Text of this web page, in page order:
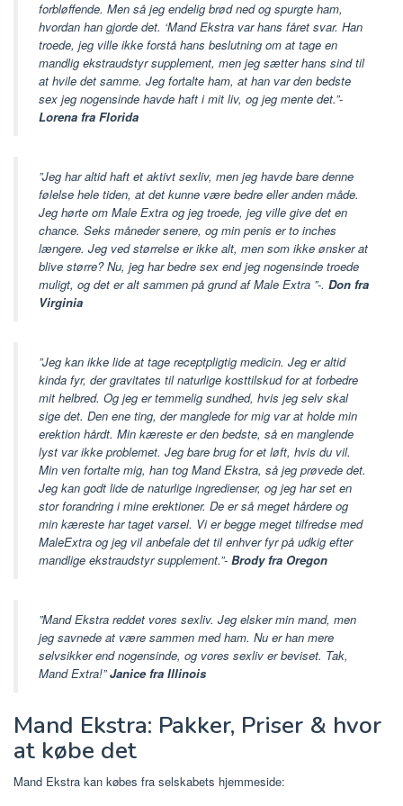
forbløffende. Men så jeg endelig brød ned og spurgte ham,
hvordan han gjorde det. ‘Mand Ekstra var hans fåret svar. Han
troede, jeg ville ikke forstå hans beslutning om at tage en
mandlig ekstraudstyr supplement, men jeg sætter hans sind til
at hvile det samme. Jeg fortalte ham, at han var den bedste
sex jeg nogensinde havde haft i mit liv, og jeg mente det.”-
Lorena fra Florida
”Jeg har altid haft et aktivt sexliv, men jeg havde bare denne
følelse hele tiden, at det kunne være bedre eller anden måde.
Jeg hørte om Male Extra og jeg troede, jeg ville give det en
chance. Seks måneder senere, og min penis er to inches
længere. Jeg ved størrelse er ikke alt, men som ikke ønsker at
blive større? Nu, jeg har bedre sex end jeg nogensinde troede
muligt, og det er alt sammen på grund af Male Extra ”-. Don fra
Virginia
”Jeg kan ikke lide at tage receptpligtig medicin. Jeg er altid
kinda fyr, der gravitates til naturlige kosttilskud for at forbedre
mit helbred. Og jeg er temmelig sundhed, hvis jeg selv skal
sige det. Den ene ting, der manglede for mig var at holde min
erektion hårdt. Min kæreste er den bedste, så en manglende
lyst var ikke problemet. Jeg bare brug for et løft, hvis du vil.
Min ven fortalte mig, han tog Mand Ekstra, så jeg prøvede det.
Jeg kan godt lide de naturlige ingredienser, og jeg har set en
stor forandring i mine erektioner. De er så meget hårdere og
min kæreste har taget varsel. Vi er begge meget tilfredse med
MaleExtra og jeg vil anbefale det til enhver fyr på udkig efter
mandlige ekstraudstyr supplement.”- Brody fra Oregon
”Mand Ekstra reddet vores sexliv. Jeg elsker min mand, men
jeg savnede at være sammen med ham. Nu er han mere
selvsikker end nogensinde, og vores sexliv er beviset. Tak,
Mand Extra!”Janice fra Illinois
Mand Ekstra: Pakker, Priser & hvor
at købe det
Mand Ekstra kan købes fra selskabets hjemmeside: